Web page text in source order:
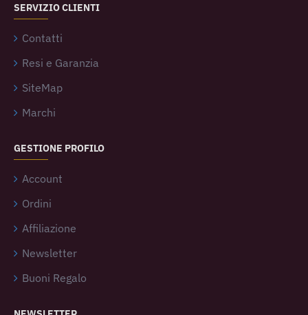
SERVIZIO CLIENTI
Contatti
Resi e Garanzia
SiteMap
Marchi
GESTIONE PROFILO
Account
Ordini
Affiliazione
Newsletter
Buoni Regalo